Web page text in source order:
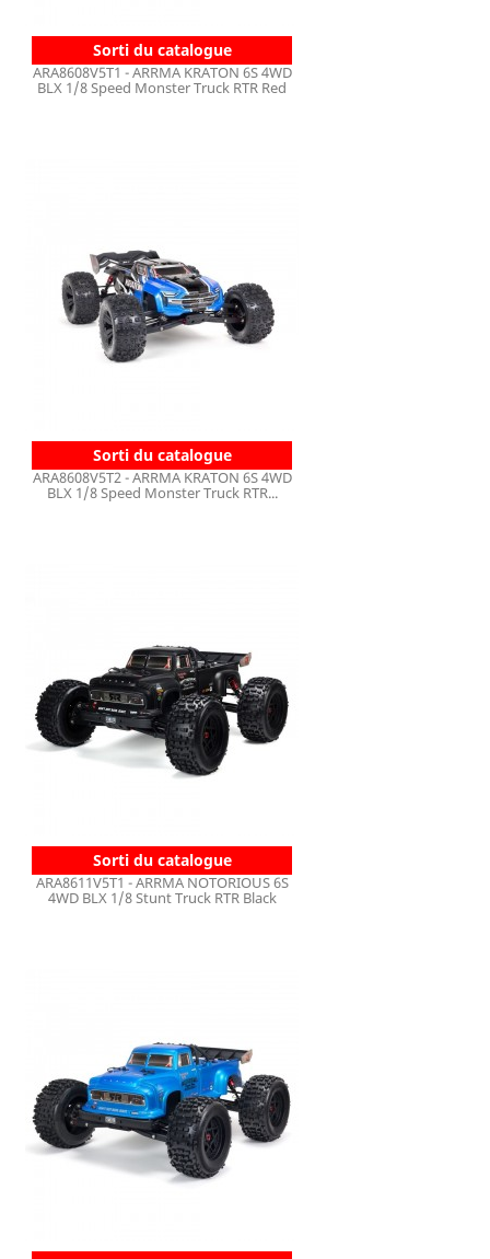
Sorti du catalogue
ARA8608V5T1 - ARRMA KRATON 6S 4WD
BLX 1/8 Speed Monster Truck RTR Red
Sorti du catalogue
ARA8608V5T2 - ARRMA KRATON 6S 4WD
BLX 1/8 Speed Monster Truck RTR...
Sorti du catalogue
ARA8611V5T1 - ARRMA NOTORIOUS 6S
4WD BLX 1/8 Stunt Truck RTR Black